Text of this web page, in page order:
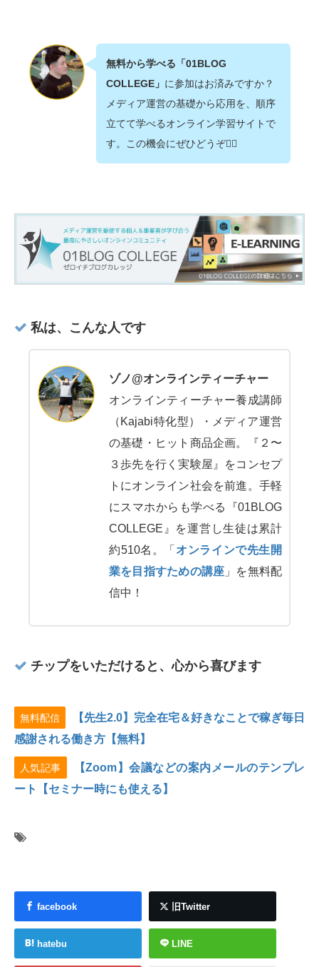
無料から学べる「01BLOG
COLLEGE」 に参加はお済みですか？
メディア運営の基礎から応用を、順序
立てて学べるオンライン学習サイトで
す。この機会にぜひどうぞ💁‍♂️
私は、こんな人です
ゾノ@オンラインティーチャー
オンラインティーチャー養成講師
（Kajabi特化型）・メディア運営
の基礎・ヒット商品企画。『２〜
３歩先を行く実験屋』をコンセプ
トにオンライン社会を前進。手軽
にスマホからも学べる『01BLOG
COLLEGE』を運営し生徒は累計
約510名。「 オンラインで先生開
業を目指すための講座 」を無料配
信中！
チップをいただけると、心から喜びます
無料配信
【先生2.0】完全在宅＆好きなことで稼ぎ毎日
感謝される働き方【無料】
人気記事
【Zoom】会議などの案内メールのテンプレ
ート【セミナー時にも使える】
facebook 旧Twitter
hatebu LINE